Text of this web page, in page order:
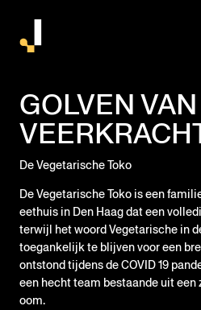
GOLVEN VAN
De Vegetarische Toko
De Vegetarische Toko is een
eethuis in Den Haag dat een
terwijl het woord Vegetarische in
toegankelijk te blijven voor een
ontstond tijdens de COVID 19
een hecht team bestaande uit een
oom.